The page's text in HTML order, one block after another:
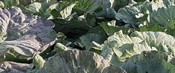
sigurno koristiti u poljoprivrednoj proizvodnji.
značajno unaprijediti učinkovitost kompostiranja.
kazao je Černe.
uključuje kominu i slamu kao kontrolni tretman, dok
ispituje se i primjena kokošjeg gnoja kao